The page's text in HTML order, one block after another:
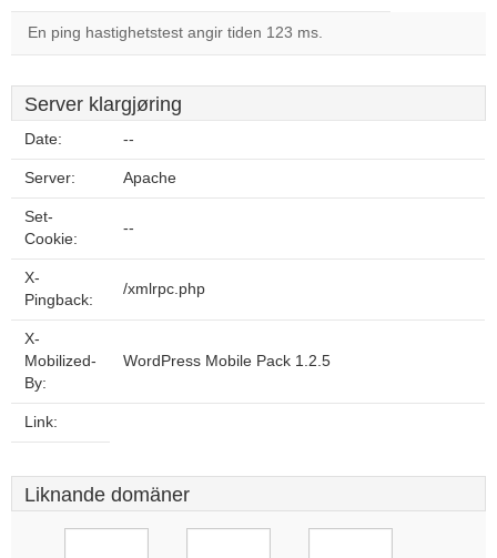
En ping hastighetstest angir tiden 123 ms.
Server klargjøring
Date: --
Server: Apache
Set-
Cookie:
--
X-
Pingback:
/xmlrpc.php
X-
Mobilized-
By:
WordPress Mobile Pack 1.2.5
Link:
Liknande domäner